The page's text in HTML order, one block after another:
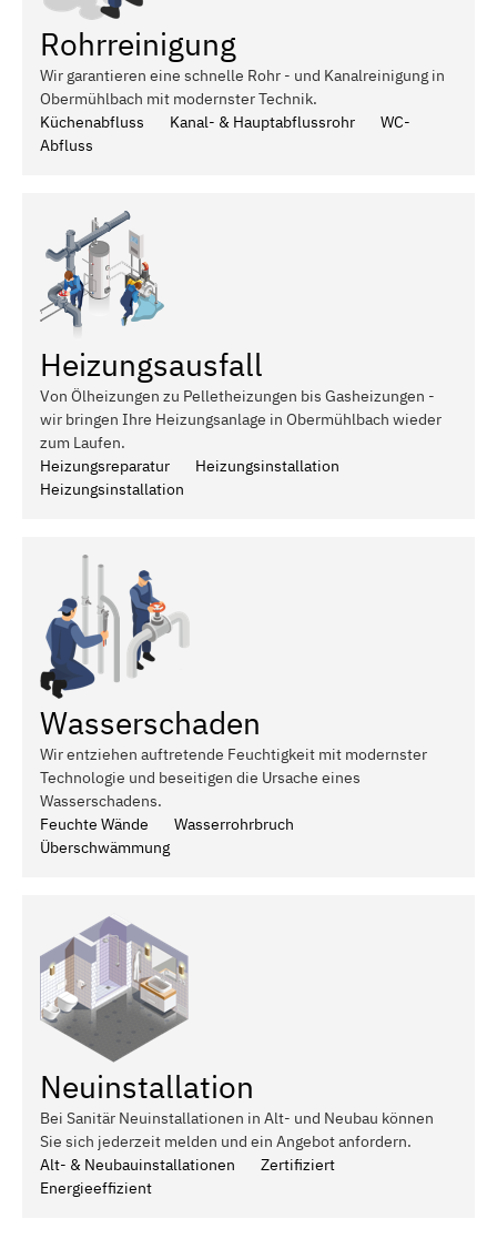
Rohrreinigung
Wir garantieren eine schnelle Rohr - und Kanalreinigung in
Obermühlbach mit modernster Technik.
Küchenabfluss
Kanal- & Hauptabflussrohr
WC-
Abfluss
Heizungsausfall
Von Ölheizungen zu Pelletheizungen bis Gasheizungen -
wir bringen Ihre Heizungsanlage in Obermühlbach wieder
zum Laufen.
Heizungsreparatur
Heizungsinstallation
Heizungsinstallation
Wasserschaden
Wir entziehen auftretende Feuchtigkeit mit modernster
Technologie und beseitigen die Ursache eines
Wasserschadens.
Feuchte Wände
Wasserrohrbruch
Überschwämmung
Neuinstallation
Bei Sanitär Neuinstallationen in Alt- und Neubau können
Sie sich jederzeit melden und ein Angebot anfordern.
Alt- & Neubauinstallationen
Zertifiziert
Energieeffizient